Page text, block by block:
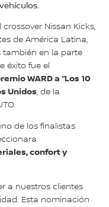
crossover Nissan Kicks,
de América Latina,
en la parte
éxito fue el
WARD a “Los 10
Unidos, de la
de los finalistas
confort y
a nuestros clientes
Esta nominación